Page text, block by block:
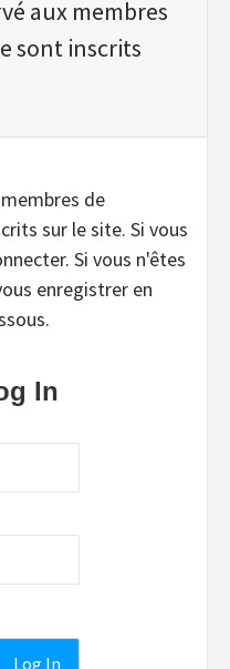
aux membres
sont inscrits
de
sur le site. Si vous
Si vous n'êtes
enregistrer en
In